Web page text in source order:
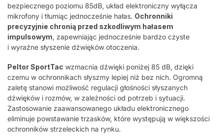
bezpiecznego poziomu 85dB, układ elektroniczny wyłącza
mikrofony i tłumiąc jednocześnie hałas. Ochronniki
precyzyjnie chronią przed szkodliwym hałasem
impulsowym, zapewniając jednocześnie bardzo czyste
i wyraźne słyszenie dźwięków otoczenia.
Peltor SportTac wzmacnia dźwięki poniżej 85 dB, dzięki
czemu w ochronnikach słyszmy lepiej niż bez nich. Ogromną
zaletę stanowi możliwość regulacji głośności słyszanych
dźwięków i rozmów, w zależności od potrzeb i sytuacji.
Zastosowanie zaawansowanego układu elektronicznego
eliminuje powstawanie trzasków, które występują w większości
ochronników strzeleckich na rynku.